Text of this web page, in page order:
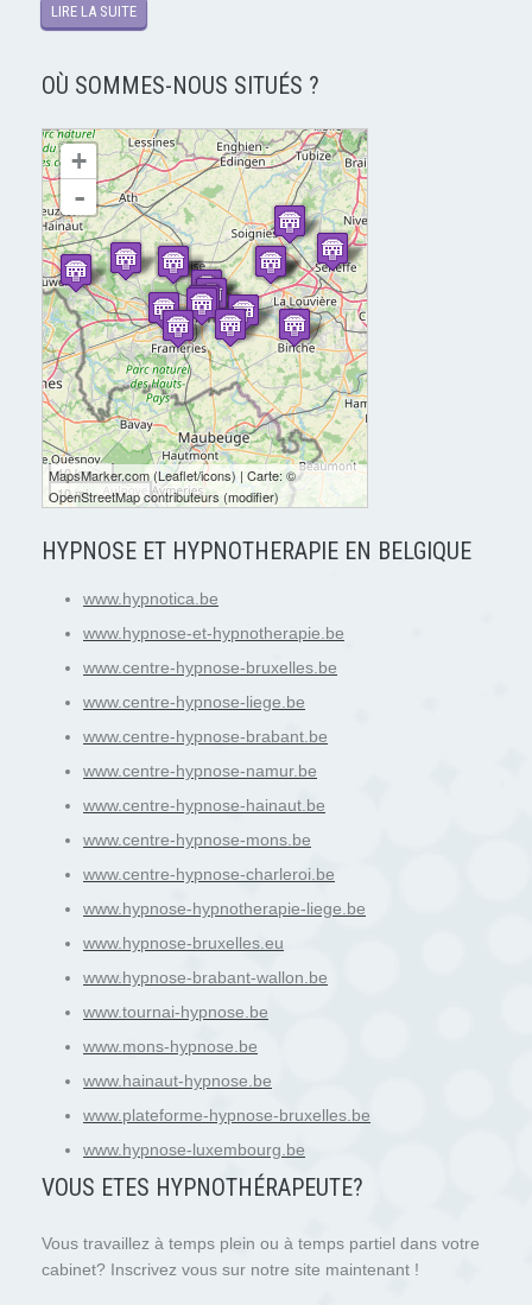
LIRE LA SUITE
OÙ SOMMES-NOUS SITUÉS ?
chargement de la carte - veuillez patienter...
+
-
10 km
10 mi
MapsMarker.com(Leaflet/icons) | Carte: ©
OpenStreetMap contributeurs (modifier)
HYPNOSE ET HYPNOTHERAPIE EN BELGIQUE
www.hypnotica.be
www.hypnose-et-hypnotherapie.be
www.centre-hypnose-bruxelles.be
www.centre-hypnose-liege.be
www.centre-hypnose-brabant.be
www.centre-hypnose-namur.be
www.centre-hypnose-hainaut.be
www.centre-hypnose-mons.be
www.centre-hypnose-charleroi.be
www.hypnose-hypnotherapie-liege.be
www.hypnose-bruxelles.eu
www.hypnose-brabant-wallon.be
www.tournai-hypnose.be
www.mons-hypnose.be
www.hainaut-hypnose.be
www.plateforme-hypnose-bruxelles.be
www.hypnose-luxembourg.be
VOUS ETES HYPNOTHÉRAPEUTE?
Vous travaillez à temps plein ou à temps partiel dans votre
cabinet? Inscrivez vous sur notre site maintenant !